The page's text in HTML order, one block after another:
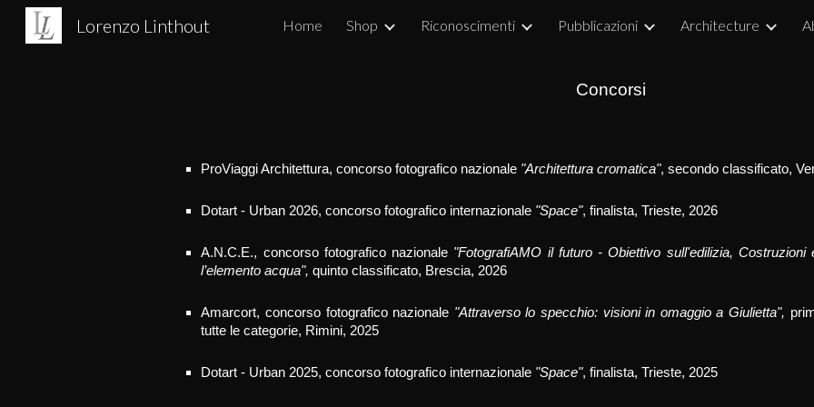
Skip to main content Skip to
Lorenzo Linthout Home Shop Riconoscimenti Pubblicazioni Architecture
Concorsi
ProViaggi Architettura, concorso fotografico nazionale "Architettura cromatica",secondo classificato,
Dotart - Urban 2026, concorso fotografico internazionale "Space", finalista, Trieste, 2026
A.N.C.E., concorso fotografico nazionale "FotografiAMO il futuro - Obiettivo sull'edilizia, Costruzioni
l’elemento acqua", quinto classificato, Brescia, 2026
Amarcort, concorso fotografico nazionale "Attraverso lo specchio: visioni in omaggio a Giulietta",
tutte le categorie, Rimini, 2025
Dotart - Urban 2025, concorso fotografico internazionale "Space", finalista, Trieste, 2025